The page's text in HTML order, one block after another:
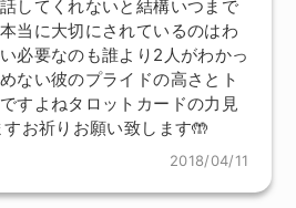
してくれないと結構いつまで
当に大切にされているのはわ
必要なのも誰より2人がわかっ
ない彼のプライドの高さとト
すよねタロットカードの力見
お祈りお願い致します🤲
2018/04/11